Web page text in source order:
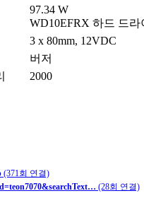
97.34 W
WD10EFRX 하드 드
3 x 80mm, 12VDC
버저
2000
(371회 연결)
(28회 연결)